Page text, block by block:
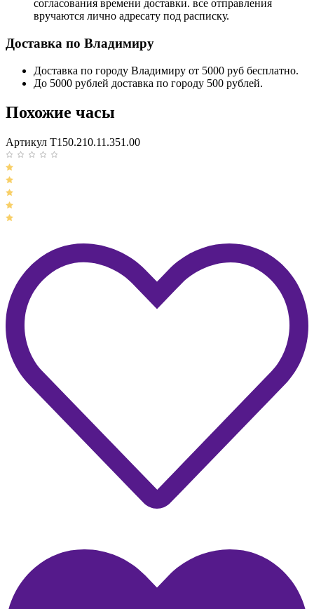
согласования времени доставки. все отправления
вручаются лично адресату под расписку.
Доставка по Владимиру
Доставка по городу Владимиру от 5000 руб бесплатно.
До 5000 рублей доставка по городу 500 рублей.
Похожие часы
Артикул T150.210.11.351.00